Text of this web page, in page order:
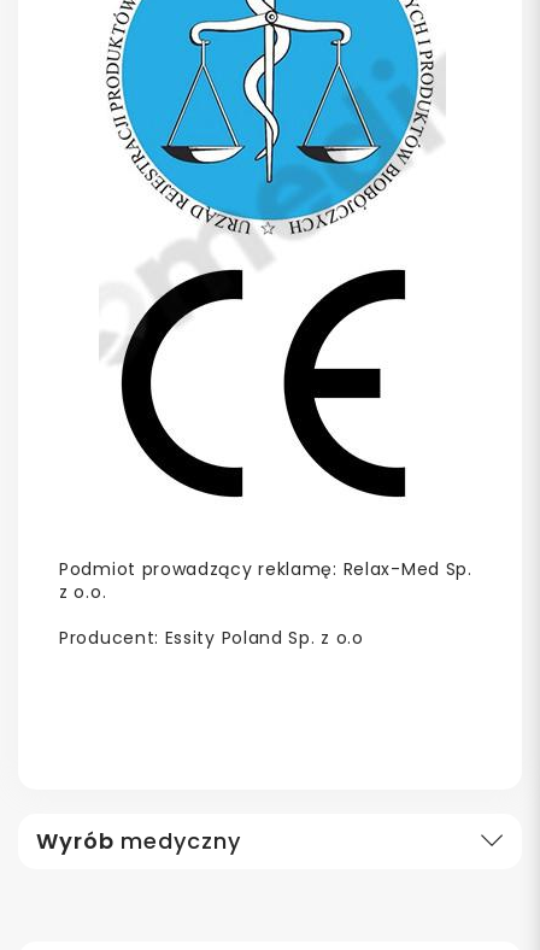
Podmiot prowadzący reklamę: Relax-Med Sp.
z o.o.
Producent: Essity Poland Sp. z o.o
Wyrób medyczny